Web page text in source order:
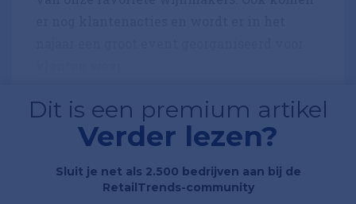
Dit is een premium artikel
Verder lezen?
Sluit je net als 2.500 bedrijven aan bij de
RetailTrends-community